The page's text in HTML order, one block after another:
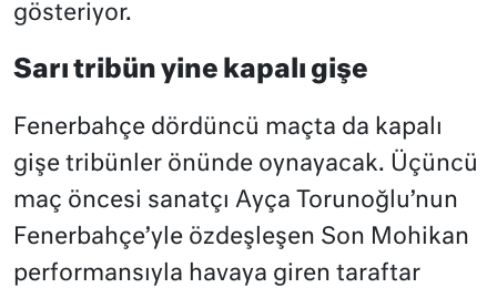
gösteriyor.
Sarı tribün yine kapalı gişe
Fenerbahçe dördüncü maçta da kapalı
gişe tribünler önünde oynayacak. Üçüncü
maç öncesi sanatçı Ayça Torunoğlu’nun
Fenerbahçe’yle özdeşleşen Son Mohikan
performansıyla havaya giren taraftar